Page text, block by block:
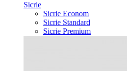
Sicrie
Sicrie Econom
Sicrie Standard
Sicrie Premium